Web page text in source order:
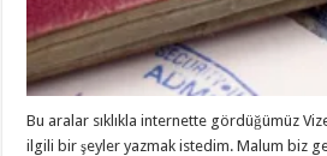
Bu aralar sıklıkla internette gördüğümüz
ilgili bir şeyler yazmak istedim. Malum biz